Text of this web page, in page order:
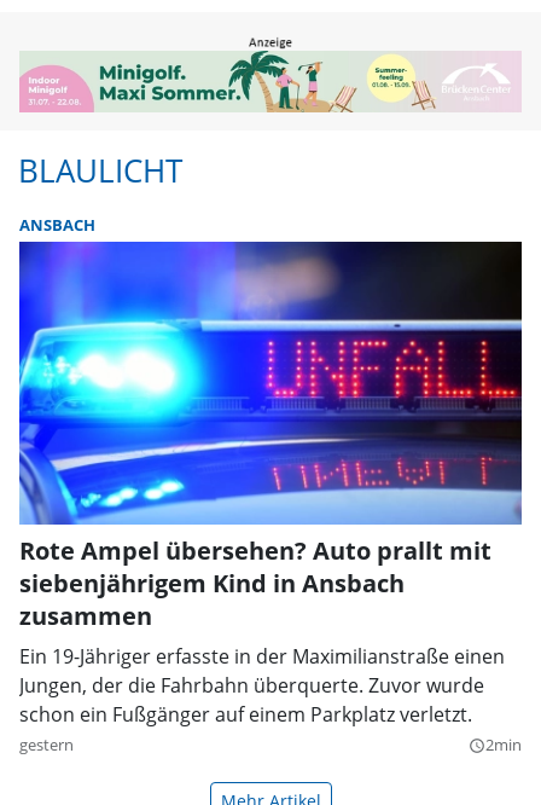
BLAULICHT
ANSBACH
Rote Ampel übersehen? Auto prallt mit
siebenjährigem Kind in Ansbach
zusammen
Ein 19-Jähriger erfasste in der Maximilianstraße einen
Jungen, der die Fahrbahn überquerte. Zuvor wurde
schon ein Fußgänger auf einem Parkplatz verletzt.
gestern query_builder2min